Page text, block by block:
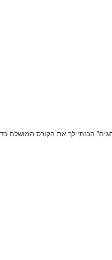
לך את הקורס המושלם כדי לעבור